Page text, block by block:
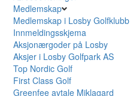
Medlemskap
Medlemskap i Losby Golfklubb
Innmeldingsskjema
Aksjonærgoder på Losby
Aksjer i Losby Golfpark AS
Top Nordic Golf
First Class Golf
Greenfee avtale Miklagard